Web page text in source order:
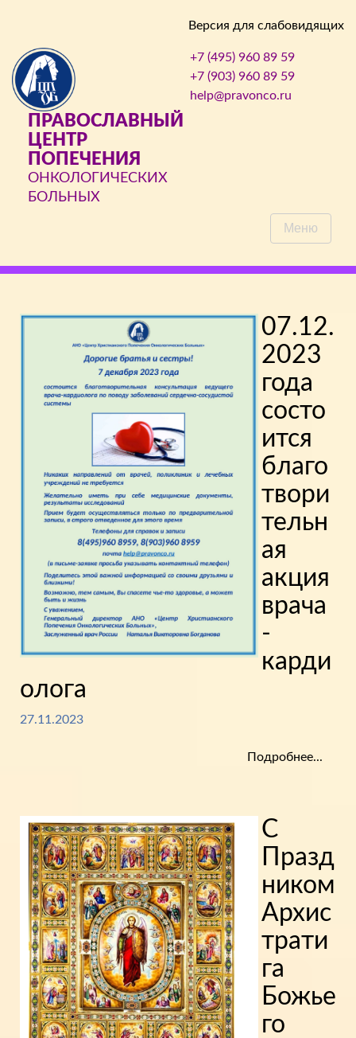
Версия для слабовидящих
ПРАВОСЛАВНЫЙ
ЦЕНТР
ПОПЕЧЕНИЯ
ОНКОЛОГИЧЕСКИХ
БОЛЬНЫХ
+7 (495) 960 89 59
+7 (903) 960 89 59
help@pravonco.ru
Меню
07.12.
2023
года
состо
ится
благо
твори
тельн
ая
акция
врача
-
карди
олога
27.11.2023
Подробнее...
С
Празд
ником
Архис
трати
га
Божье
го